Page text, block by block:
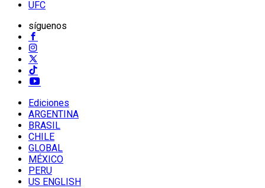
UFC
síguenos
Ediciones
ARGENTINA
BRASIL
CHILE
GLOBAL
MÉXICO
PERU
US ENGLISH